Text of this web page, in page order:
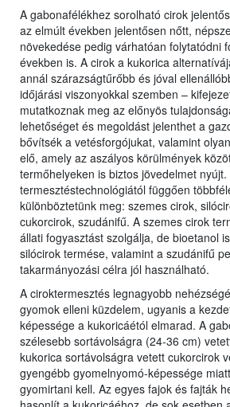
A gabonafélékhez sorolható cirok
az elmúlt években jelentősen nőtt,
növekedése pedig várhatóan folytatódni
években is. A cirok a kukorica
annál szárazságtűrőbb és jóval
időjárási viszonyokkal szemben –
mutatkoznak meg az előnyös
lehetőséget és megoldást jelenthet a
bővítsék a vetésforgójukat, valamint
elő, amely az aszályos körülmények
termőhelyeken is biztos jövedelmet
termesztéstechnológiától függően
különböztetünk meg: szemes cirok,
cukorcirok, szudánifű. A szemes cirok
állati fogyasztást szolgálja, de bioetanol
silócirok termése, valamint a szudánifű
takarmányozási célra jól használható.
A ciroktermesztés legnagyobb
gyomok elleni küzdelem, ugyanis a
képessége a kukoricáétól elmarad. A
szélesebb sortávolságra (24-36 cm)
kukorica sortávolságra vetett cukorcirok
gyengébb gyomelnyomó-képessége
gyomirtani kell. Az egyes fajok és fajták